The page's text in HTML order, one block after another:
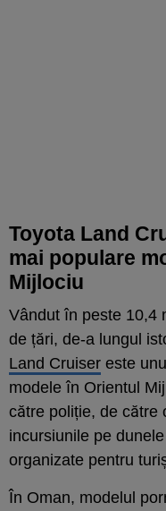
Toyota Land
mai populare
Mijlociu
Vândut în peste 10,4
de țări, de-a lungul
Land Cruiser este
modele în Orientul
către poliție, de către
incursiunile pe
organizate pentru
În Oman, modelul